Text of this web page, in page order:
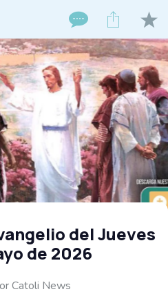
del Jueves
de 2026
Catoli News